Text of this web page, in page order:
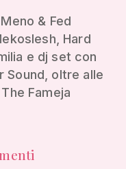
& Fed
Hard
e dj set con
Sound, oltre alle
Fameja